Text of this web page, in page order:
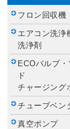
フロン回収機
エアコン洗
洗浄剤
ECOバルブ
ド
チャージング
チューブベン
真空ポンプ